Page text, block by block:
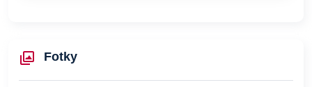
Fotky